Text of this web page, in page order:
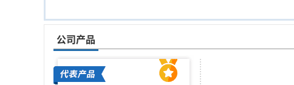
公司产品